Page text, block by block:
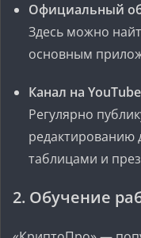
Официальный
Здесь можно
основным
Канал на
Регулярно
редактированию
таблицами и
2. Обучение